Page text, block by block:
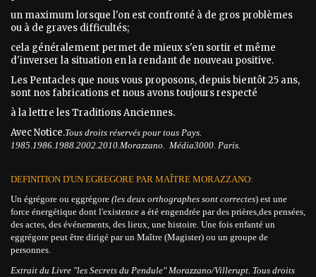
un maximum lorsque l'on est confronté à de gros problèmes
ou à de graves difficultés;
cela généralement permet de mieux s'en sortir et même
d'inverser la situation en la rendant de nouveau positive.
Les Pentacles que nous vous proposons, depuis bientôt 25 ans,
sont nos fabrications et nous avons toujours respecté
à la lettre les Traditions Anciennes.
Avec Notice.Tous droits réservés pour tous Pays.
1985.1986.1988.2002.2010.Morazzano. Média3000. Paris.
DEFINITION D'UN EGREGORE PAR MAÎTRE MORAZZANO:
Un égrégore ou eggrégore (les deux orthographes sont correctes) est une
force énergétique dont l'existence a été engendrée par des prières,des pensées,
des actes, des événements, des lieux, une histoire. Une fois enfanté un
eggrégore peut être dirigé par un Maître (Magister) ou un groupe de
personnes.
Extrait du Livre "les Secrets du Pendule" Morazzano/Villerupt. Tous droits